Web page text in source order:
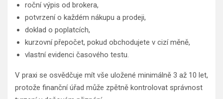
roční výpis od brokera,
potvrzení o každém nákupu a prodeji,
doklad o poplatcích,
kurzovní přepočet, pokud obchodujete v cizí měně,
vlastní evidenci časového testu.
V praxi se osvědčuje mít vše uložené minimálně 3 až 10 let,
protože finanční úřad může zpětně kontrolovat správnost